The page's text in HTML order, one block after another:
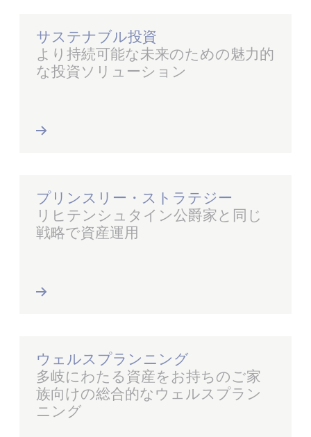
サステナブル投資
より持続可能な未来のための魅力的
な投資ソリューション
プリンスリー・ストラテジー
リヒテンシュタイン公爵家と同じ
戦略で資産運用
ウェルスプランニング
多岐にわたる資産をお持ちのご家
族向けの総合的なウェルスプラン
ニング